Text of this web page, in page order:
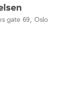
gate 69, Oslo